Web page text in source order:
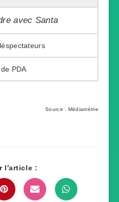
avec Santa
Source : Médiamétrie
l'article :